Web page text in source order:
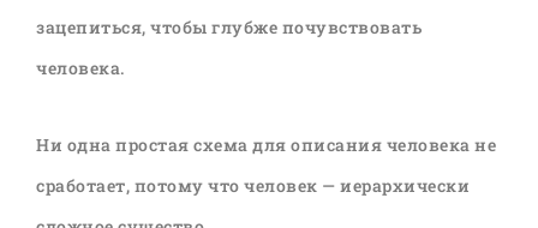
зацепиться, чтобы глубже почувствовать
человека.
Ни одна простая схема для описания человека не
сработает, потому что человек — иерархически